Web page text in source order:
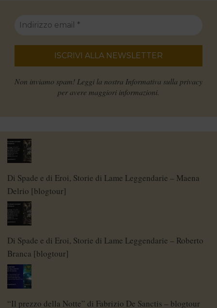
Non inviamo spam! Leggi la nostra Informativa sulla privacy
per avere maggiori informazioni.
Di Spade e di Eroi, Storie di Lame Leggendarie – Maena
Delrio [blogtour]
Di Spade e di Eroi, Storie di Lame Leggendarie – Roberto
Branca [blogtour]
“Il prezzo della Notte” di Fabrizio De Sanctis – blogtour